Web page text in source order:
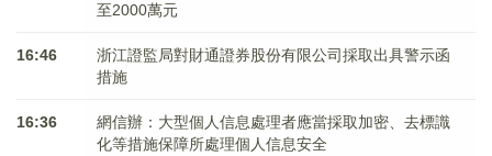
至2000萬元
16:46
浙江證監局對財通證券股份有限公司採取出具警示函
措施
16:36
網信辦：大型個人信息處理者應當採取加密、去標識
化等措施保障所處理個人信息安全